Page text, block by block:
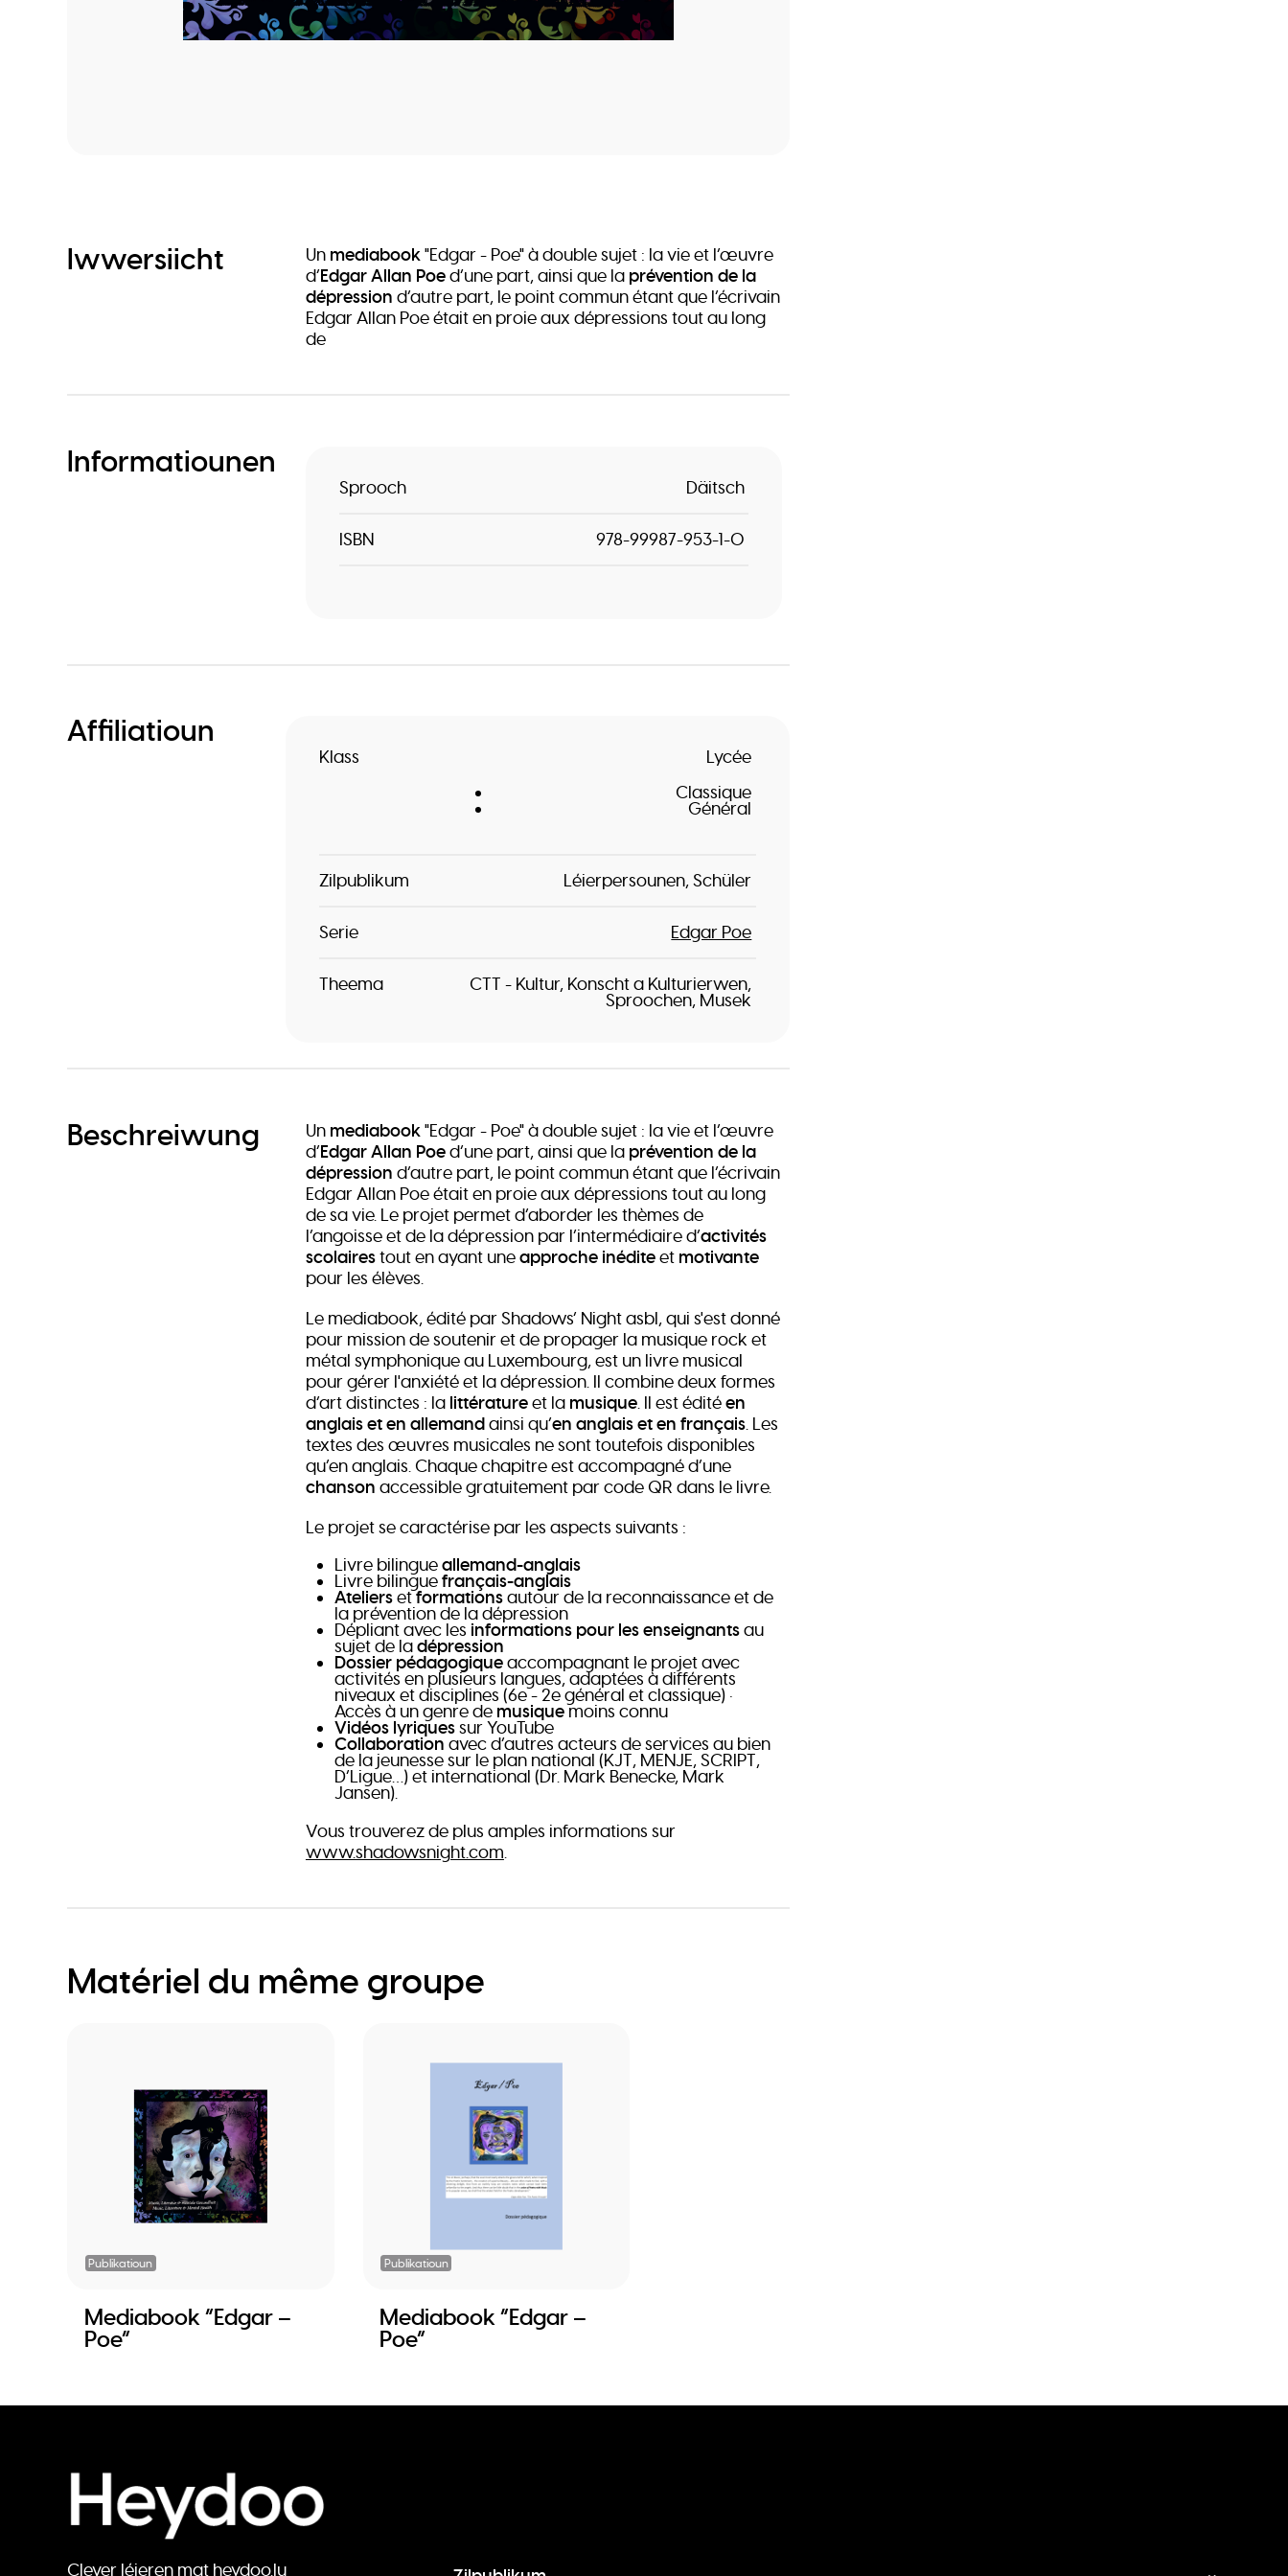
Iwwersiicht Un mediabook"Edgar - Poe" à double sujet : la vie et l’œuvre
d’Edgar Allan Poed’une part, ainsi que la prévention de la
dépression d’autre part, le point commun étant que l’écrivain
Edgar Allan Poe était en proie aux dépressions tout au long
de
Informatiounen
Sprooch Däitsch
ISBN 978-99987-953-1-0
Affiliatioun
Klass
Lycée
Classique
Général
Zilpublikum Léierpersounen Schüler
Serie Edgar Poe
Theema CTT - Kultur, Konscht a Kulturierwen
Sproochen Musek
Beschreiwung Un mediabook"Edgar - Poe" à double sujet : la vie et l’œuvre
d’Edgar Allan Poed’une part, ainsi que la prévention de la
dépression d’autre part, le point commun étant que l’écrivain
Edgar Allan Poe était en proie aux dépressions tout au long
de sa vie. Le projet permet d’aborder les thèmes de
l’angoisse et de la dépression par l’intermédiaire d’activités
scolairestout en ayant uneapproche inéditeet motivante
pour les élèves.
Le mediabook, édité par Shadows’ Night asbl, qui s'est donné
pour mission de soutenir et de propager la musique rock et
métal symphonique au Luxembourg, est un livre musical
pour gérer l'anxiété et la dépression. Il combine deux formes
d’art distinctes : la littératureet la musique. Il est éditéen
anglais et en allemandainsi qu’en anglais et en français. Les
textes des œuvres musicales ne sont toutefois disponibles
qu’en anglais. Chaque chapitre est accompagné d’une
chanson accessible gratuitement par code QR dans le livre.
Le projet se caractérise par les aspects suivants :
Livre bilingueallemand-anglais
Livre bilinguefrançais-anglais
Ateliersetformationsautour de la reconnaissance et de
la prévention de la dépression
Dépliant avec les informations pour les enseignantsau
sujet de ladépression
Dossier pédagogiqueaccompagnant le projet avec
activités en plusieurs langues, adaptées à différents
niveaux et disciplines (6e - 2e général et classique) •
Accès à un genre de musiquemoins connu
Vidéos lyriquessur YouTube
Collaboration avec d’autres acteurs de services au bien
de la jeunesse sur le plan national (KJT, MENJE, SCRIPT,
D’Ligue…) et international (Dr. Mark Benecke, Mark
Jansen).
Vous trouverez de plus amples informations sur
www.shadowsnight.com.
Matériel du même groupe
Publikatioun
Mediabook “Edgar –
Poe”
Publikatioun
Mediabook “Edgar –
Poe”
Clever léieren mat heydoo.lu